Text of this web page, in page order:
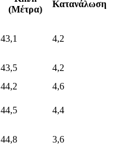
(Μέτρα)
Κατανάλωση
43,1 4,2
43,5
4,2
44,2
4,6
44,5
4,4
44,8 3,6